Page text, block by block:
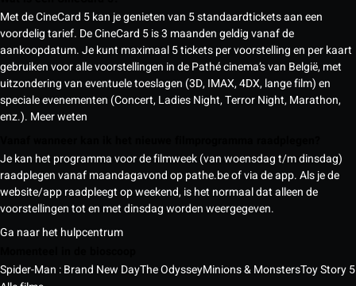
Met de CineCard 5 kan je genieten van 5 standaardtickets aan een
voordelig tarief. De CineCard 5 is 3 maanden geldig vanaf de
aankoopdatum. Je kunt maximaal 5 tickets per voorstelling en per kaart
gebruiken voor alle voorstellingen in de Pathé cinema’s van België, met
uitzondering van eventuele toeslagen (3D, IMAX, 4DX, lange film) en
speciale evenementen (Concert, Ladies Night, Terror Night, Marathon,
enz.). Meer weten
Je kan het programma voor de filmweek (van woensdag t/m dinsdag)
raadplegen vanaf maandagavond op pathe.be of via de app. Als je de
website/app raadpleegt op weekend, is het normaal dat alleen de
voorstellingen tot en met dinsdag worden weergegeven.
Ga naar het hulpcentrum
Spider-Man : Brand New DayThe OdysseyMinions & MonstersToy Story 5